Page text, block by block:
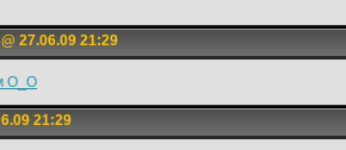
@ 27.06.09 21:29
О_О
21:29